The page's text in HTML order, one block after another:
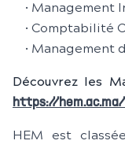
• Management
• Comptabilité
• Management
Découvrez les
https://
HEM est